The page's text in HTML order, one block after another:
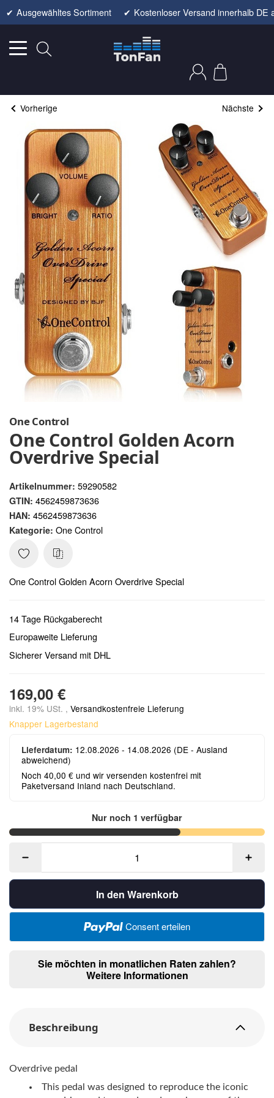
✔ Ausgewähltes Sortiment ✔ Kostenloser Versand innerhalb DE
Vorherige Nächste
One Control
One Control Golden Acorn
Overdrive Special
Artikelnummer: 59290582
GTIN: 4562459873636
HAN: 4562459873636
Kategorie: One Control
One Control Golden Acorn Overdrive Special
14 Tage Rückgaberecht
Europaweite Lieferung
Sicherer Versand mit DHL
169,00 €
inkl. 19% USt. , Versandkostenfreie Lieferung
Knapper Lagerbestand
Lieferdatum: 12.08.2026 - 14.08.2026 (DE - Ausland
abweichend)
Noch 40,00 € und wir versenden kostenfrei mit
Paketversand Inland nach Deutschland.
Nur noch 1 verfügbar
In den Warenkorb
Consent erteilen
Sie möchten in monatlichen Raten zahlen?
Weitere Informationen
Beschreibung
Overdrive pedal
This pedal was designed to reproduce the iconic